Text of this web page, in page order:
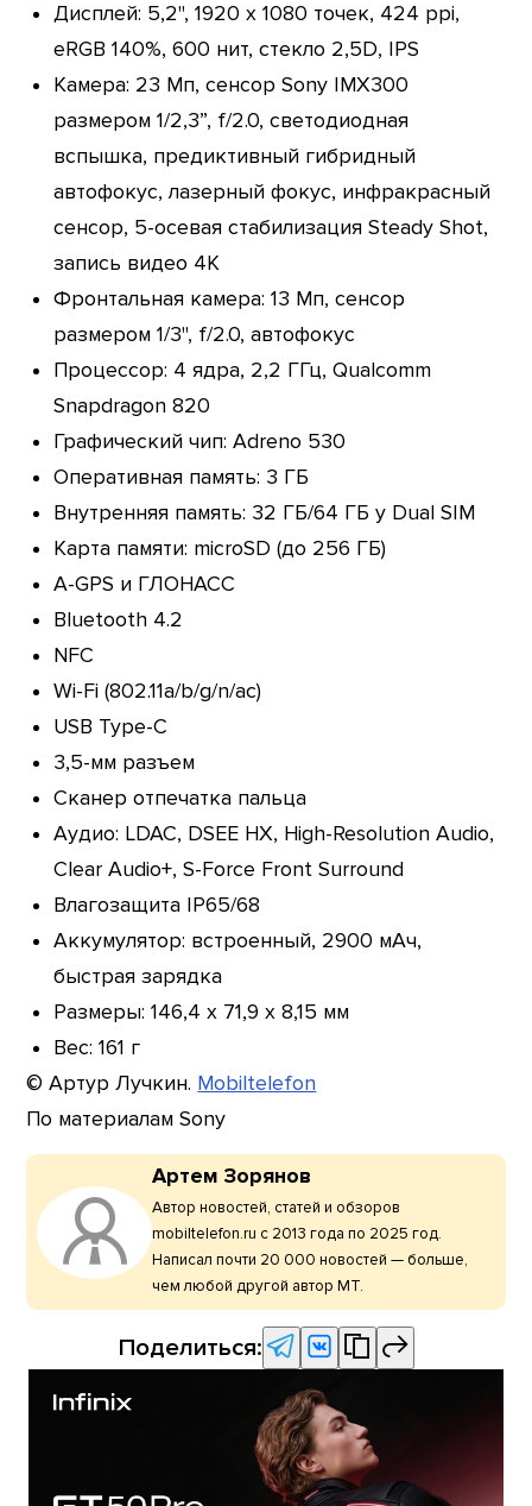
Дисплей: 5,2", 1920 х 1080 точек, 424 ppi,
eRGB 140%, 600 нит, стекло 2,5D, IPS
Камера: 23 Мп, сенсор Sony IMX300
размером 1/2,3”, f/2.0, светодиодная
вспышка, предиктивный гибридный
автофокус, лазерный фокус, инфракрасный
сенсор, 5-осевая стабилизация Steady Shot,
запись видео 4K
Фронтальная камера: 13 Мп, сенсор
размером 1/3'', f/2.0, автофокус
Процессор: 4 ядра, 2,2 ГГц, Qualcomm
Snapdragon 820
Графический чип: Adreno 530
Оперативная память: 3 ГБ
Внутренняя память: 32 ГБ/64 ГБ у Dual SIM
Карта памяти: microSD (до 256 ГБ)
A-GPS и ГЛОНАСС
Bluetooth 4.2
NFC
Wi-Fi (802.11a/b/g/n/ac)
USB Type-C
3,5-мм разъем
Сканер отпечатка пальца
Аудио: LDAC, DSEE HX, High-Resolution Audio,
Clear Audio+, S-Force Front Surround
Влагозащита IP65/68
Аккумулятор: встроенный, 2900 мАч,
быстрая зарядка
Размеры: 146,4 x 71,9 x 8,15 мм
Вес: 161 г
© Артур Лучкин. Mobiltelefon
По материалам Sony
Артем Зорянов
Автор новостей, статей и обзоров
mobiltelefon.ru с 2013 года по 2025 год.
Написал почти 20 000 новостей — больше,
чем любой другой автор МТ.
Поделиться: